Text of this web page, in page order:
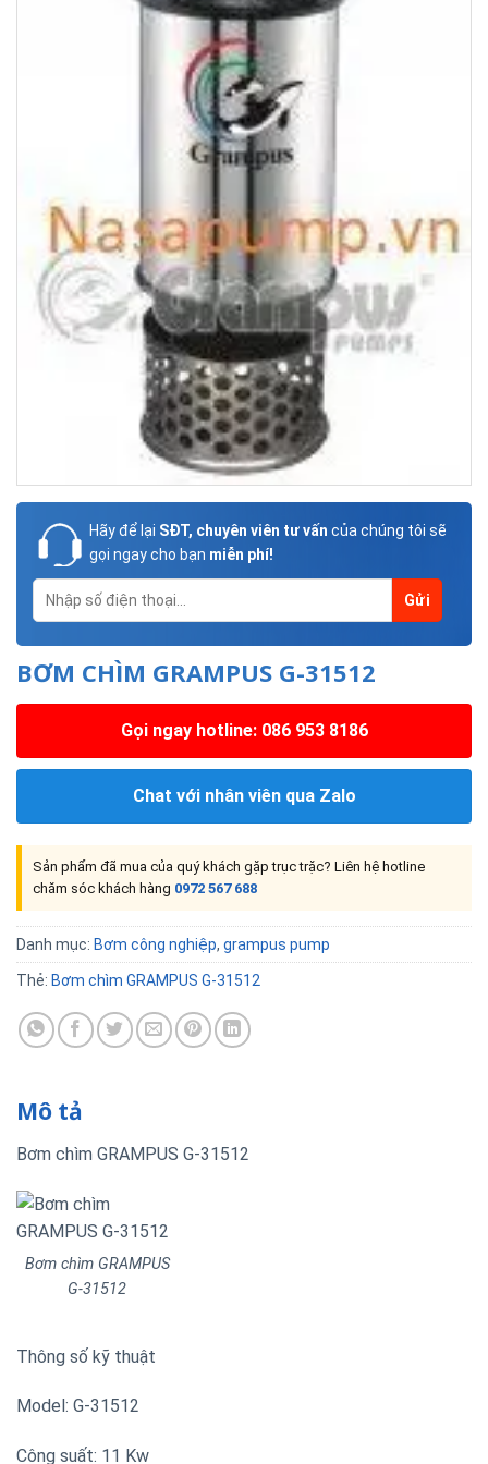
Hãy để lại SĐT, chuyên viên tư vấn của chúng tôi sẽ
gọi ngay cho bạn miễn phí!
BƠM CHÌM GRAMPUS G-31512
Gọi ngay hotline: 086 953 8186
Chat với nhân viên qua Zalo
Sản phẩm đã mua của quý khách gặp trục trặc? Liên hệ hotline
chăm sóc khách hàng 0972 567 688
Danh mục: Bơm công nghiệp, grampus pump
Thẻ: Bơm chìm GRAMPUS G-31512
Mô tả
Bơm chìm GRAMPUS G-31512
Bơm chìm GRAMPUS
G-31512
Thông số kỹ thuật
Model: G-31512
Công suất: 11 Kw